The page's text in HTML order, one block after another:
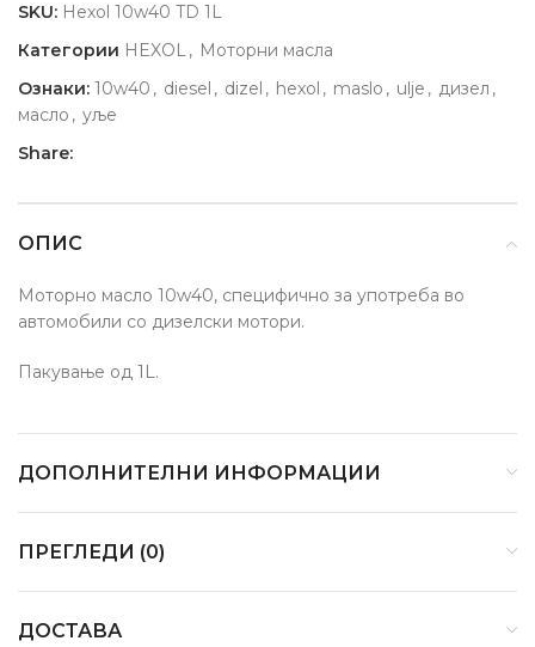
SKU: Hexol 10w40 TD 1L
Категории HEXOL, Моторни масла
Ознаки: 10w40 , diesel , dizel , hexol , maslo , ulje , дизел ,
масло , уље
Share:
ОПИС
Моторно масло 10w40, специфично за употреба во
автомобили со дизелски мотори.
Пакување од 1L.
ДОПОЛНИТЕЛНИ ИНФОРМАЦИИ
ПРЕГЛЕДИ (0)
ДОСТАВА